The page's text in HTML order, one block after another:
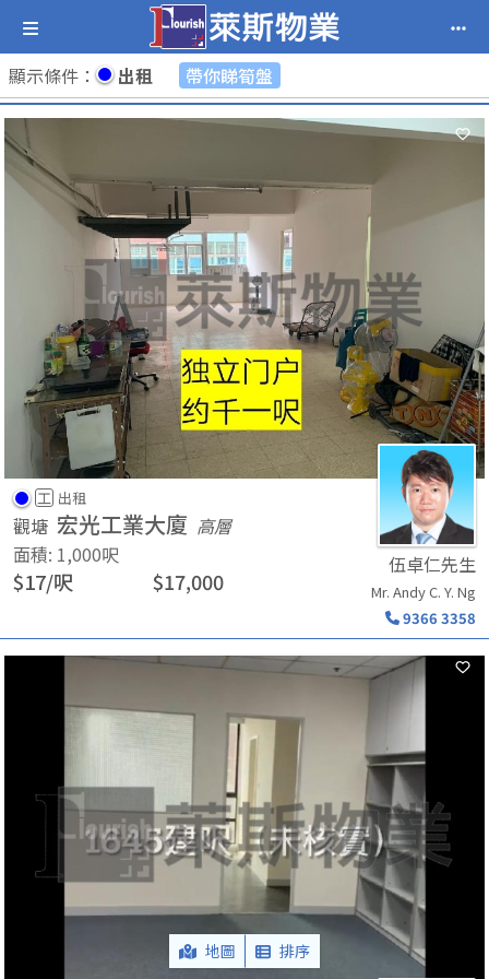
顯示條件 ： 出租 帶你睇筍盤
工 出租
觀塘 宏光工業大廈 高層
面積: 1,000呎
$17/呎 $17,000
伍卓仁先生
Mr. Andy C. Y. Ng
9366 3358
地圖 排序